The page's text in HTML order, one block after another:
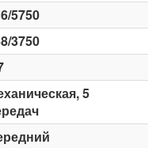
5750
3750
5